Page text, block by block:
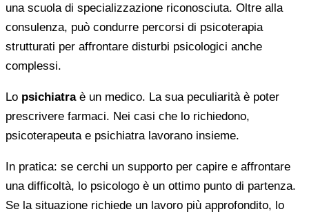
una scuola di specializzazione riconosciuta. Oltre alla
consulenza, può condurre percorsi di psicoterapia
strutturati per affrontare disturbi psicologici anche
complessi.
Lo psichiatraè un medico. La sua peculiarità è poter
prescrivere farmaci. Nei casi che lo richiedono,
psicoterapeuta e psichiatra lavorano insieme.
In pratica: se cerchi un supporto per capire e affrontare
una difficoltà, lo psicologo è un ottimo punto di partenza.
Se la situazione richiede un lavoro più approfondito, lo